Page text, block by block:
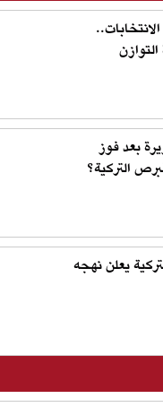
بعد فوز
التركية؟
يعلن نهجه